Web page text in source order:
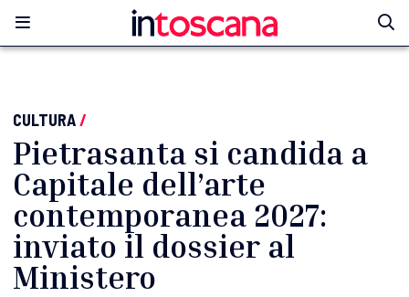
CULTURA/
Pietrasanta si candida a
Capitale dell’arte
contemporanea 2027:
inviato il dossier al
Ministero